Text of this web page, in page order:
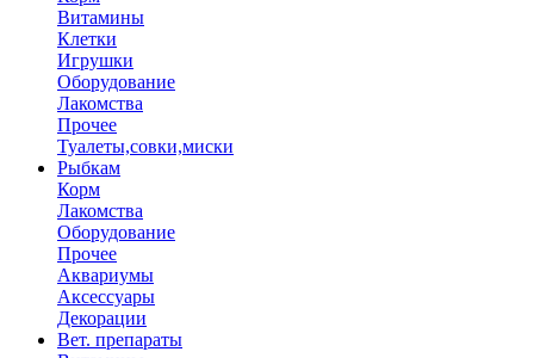
Витамины
Клетки
Игрушки
Оборудование
Лакомства
Прочее
Туалеты,совки,миски
Рыбкам
Корм
Лакомства
Оборудование
Прочее
Аквариумы
Аксессуары
Декорации
Вет. препараты